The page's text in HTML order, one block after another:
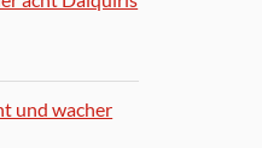
und wacher